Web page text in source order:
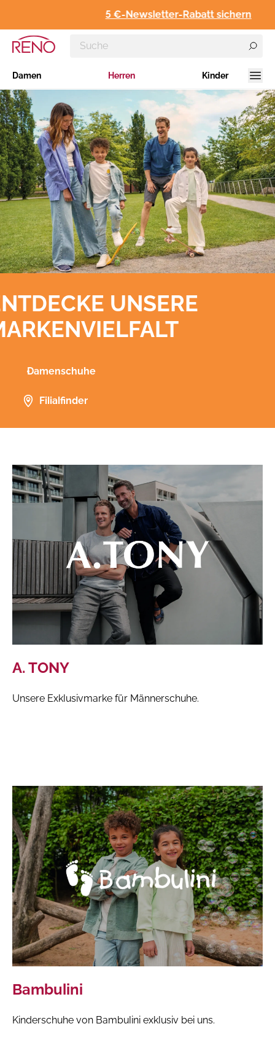
5 €-Newsletter-Rabatt sichern
Damen Herren Kinder
UNSERE
Damenschuhe
Filialfinder
A. TONY
Unsere Exklusivmarke für Männerschuhe.
Bambulini
Kinderschuhe von Bambulini exklusiv bei uns.